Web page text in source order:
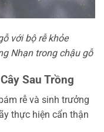
với bộ rễ khỏe
Nhạn trong chậu gỗ
Sau Trồng
rễ và sinh trưởng
thực hiện cẩn thận